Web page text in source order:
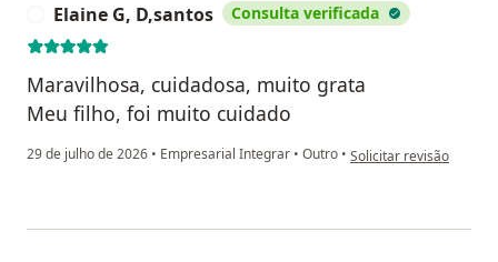
Elaine G, D,santos Consulta verificada
Maravilhosa, cuidadosa, muito grata
Meu filho, foi muito cuidado
29 de julho de 2026 • Empresarial Integrar • Outro • na opinião do utilizador
Solicitar revisão